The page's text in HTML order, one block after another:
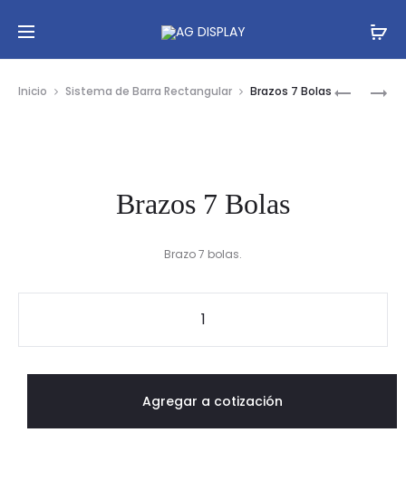
BRAZO
BRAZOS
Inicio Sistema de Barra Rectangular Brazos 7 Bolas
Brazos 7 Bolas
Brazo 7 bolas.
Agregar a cotización